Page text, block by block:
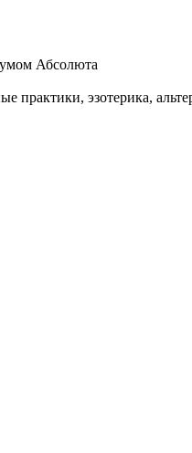
Абсолюта
эзотерика,